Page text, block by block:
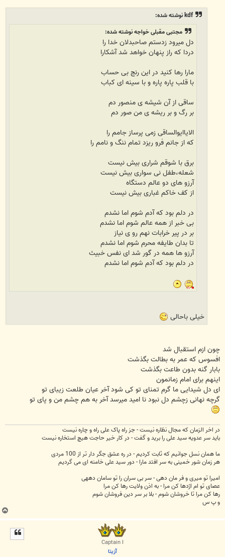
kdf نوشته شده:
مجتبی مقبلی خواجه نوشته شده:
دل میرود زدستم صاحبدلان خدا را
دردا که راز پنهان خواهد شد آشکارا
مارا رها کنید در این رنج بی حساب
با قلب پاره پاره و با سینه ای کباب
ساقی از آن شیشه ی منصور دم
بر رگ و بر ریشه ی من صور دم
الایاایوالساقی زمی پرساز جامم را
که از جانم فرو ریزد تمام ننگ و نامم را
برق با شوقم شراری بیش نیست
شعله،طفل نی سواری بیش نیست
آرزو های دو عالم دستگاه
از کف خاکم غباری بیش نیست
در دلم بود که آدم شوم اما نشدم
بی خبر از همه عالم شوم اما نشدم
بر در پیر خرابات نهم رو ی نیاز
تا بدان طایفه محرم شوم اما نشدم
آرزو ها همه در گور شد ای نفس خبیث
در دلم بود که آدم شوم اما نشدم
خیلی باحالی
چون ازم استقبال شد
افسوس که عمر به بطالت بگذشت
بابار گنه بدون طاعت بگذشت
اینهم برای امام زمانمون
ای دل شیدایی ما گرم تمنای تو کی شود آخر عیان طلعت زیبای تو
گرچه نهانی زچشم دل نبود نا امید میرسد آخر به هم چشم من و پای تو
در اخر الزمان که مجال نظاره نیست - جز راه پاک علی راه و چاره نیست
باید سر عدویه سید علی را برید و گفت - در کار خیر حاجت هیچ استخاره نیست
ما همان نسل جوانیم که ثابت کردیم - در ره عشق جگر دار تر از 100 مردی
هر زمان شور خمینی به سر افتد مارا - دور سید علی خامنه ای می گردیم
امیرا تو میری و فر مان دهی - سر بی سران را تو سامان دههی
عصای تو ام اژدها کن مرا - به اذن ولایت رها کن مرا
رها کن مرا تا خروشان شوم - بلا بر سر دین فروشان شوم
و پ س
ب
ا
Captain I
آزیتا